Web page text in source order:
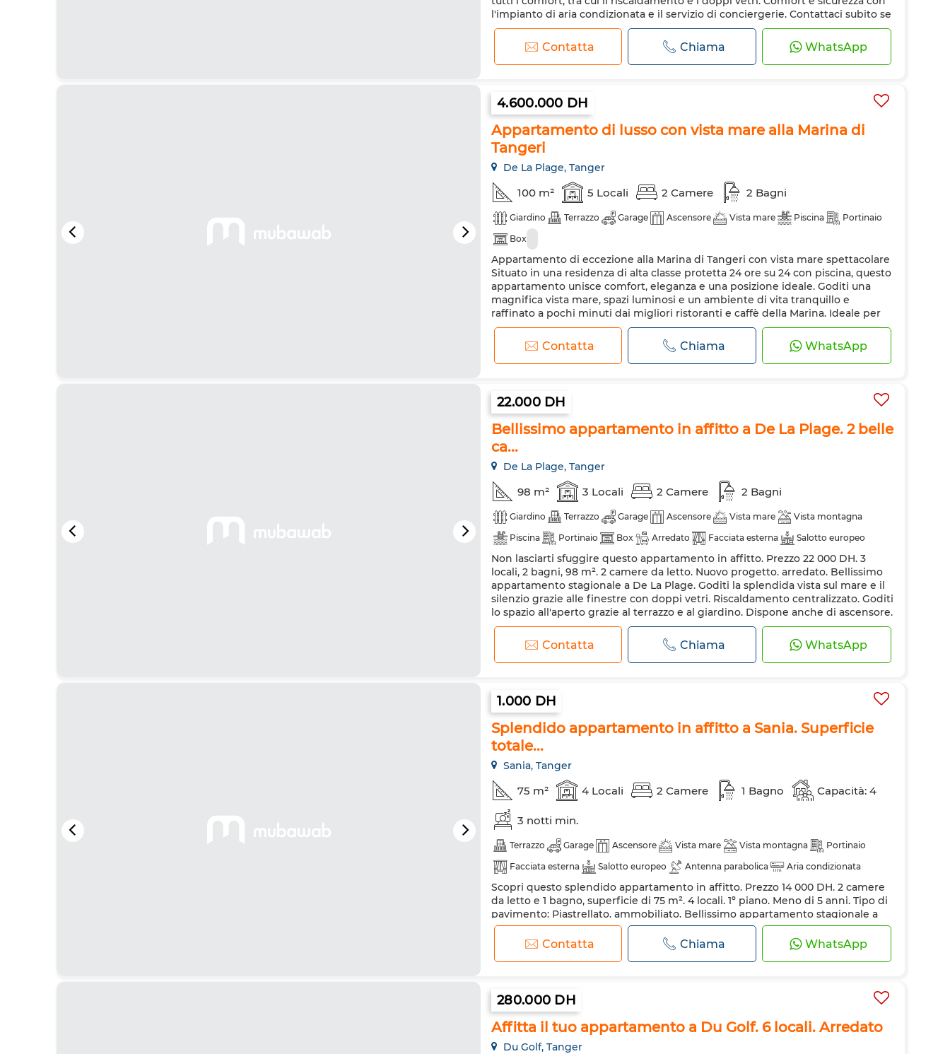
l'impianto di aria condizionata e il servizio di conciergerie. Contattaci subito se
sei interessato a questo appartamento. Casa con...
Contatta Chiama WhatsApp
4.600.000 DH
Appartamento di lusso con vista mare alla Marina di
Tangeri
De La Plage, Tanger
100 m² 5 Locali 2 Camere 2 Bagni
Giardino Terrazzo Garage Ascensore Vista mare Piscina
Portinaio
Box
Appartamento di eccezione alla Marina di Tangeri con vista mare spettacolare
Situato in una residenza di alta classe protetta 24 ore su 24 con piscina, questo
appartamento unisce comfort, eleganza e una posizione ideale. Goditi una
magnifica vista mare, spazi luminosi e un ambiente di vita tranquillo e
raffinato a pochi minuti dai migliori ristoranti e caffè della Marina. Ideale per
vivere o investire in uno dei quartieri più ricercati di Tanger...
Contatta Chiama WhatsApp
22.000 DH
Bellissimo appartamento in affitto a De La Plage. 2 belle
ca...
De La Plage, Tanger
98 m² 3 Locali 2 Camere 2 Bagni
Giardino Terrazzo Garage Ascensore Vista mare
Vista montagna
Piscina
Portinaio Box Arredato Facciata esterna
Salotto europeo
Antenna parabolica
Aria condizionata Riscaldamento
Sistema di allarme
Doppi vetri
Porta rinforzata Cucina attrezzata Frigorifero Forno
Lavatrice
Forno a microonde Internet
Non lasciarti sfuggire questo appartamento in affitto. Prezzo 22 000 DH. 3
locali, 2 bagni, 98 m². 2 camere da letto. Nuovo progetto. arredato. Bellissimo
appartamento stagionale a De La Plage. Goditi la splendida vista sul mare e il
silenzio grazie alle finestre con doppi vetri. Riscaldamento centralizzato. Goditi
lo spazio all'aperto grazie al terrazzo e al giardino. Dispone anche di ascensore.
Contattaci subito per affittare questo appartame...
Contatta Chiama WhatsApp
1.000 DH
Splendido appartamento in affitto a Sania. Superficie
totale...
Sania, Tanger
75 m² 4 Locali 2 Camere 1 Bagno Capacità: 4
3 notti min.
Terrazzo Garage Ascensore Vista mare Vista montagna
Portinaio
Facciata esterna
Salotto europeo Antenna parabolica
Aria condizionata
Riscaldamento
Sistema di allarme Doppi vetri
Porta rinforzata
Cucina attrezzata
Forno TV Lavatrice
Forno a microonde
Scopri questo splendido appartamento in affitto. Prezzo 14 000 DH. 2 camere
da letto e 1 bagno, superficie di 75 m². 4 locali. 1º piano. Meno di 5 anni. Tipo di
pavimento: Piastrellato. ammobiliato. Bellissimo appartamento stagionale a
Sania. Comfort e sicurezza grazie al riscaldamento e alla porta blindata.
Splendida vista sulle montagne. Immobile con ascensore. Splendido terrazzo
privato. Contattaci se sei interessato ad affittare questo...
Contatta Chiama WhatsApp
280.000 DH
Affitta il tuo appartamento a Du Golf. 6 locali. Arredato
Du Golf, Tanger